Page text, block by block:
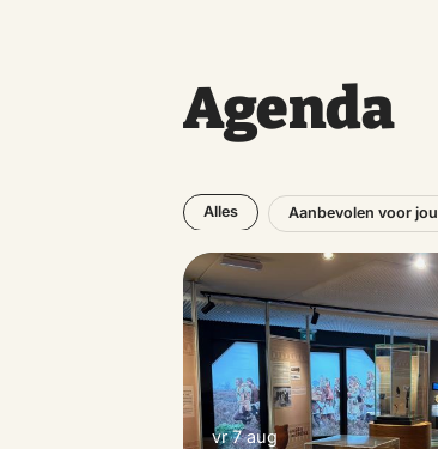
Agenda
Alles Aanbevolen voor jou
vr 7 aug